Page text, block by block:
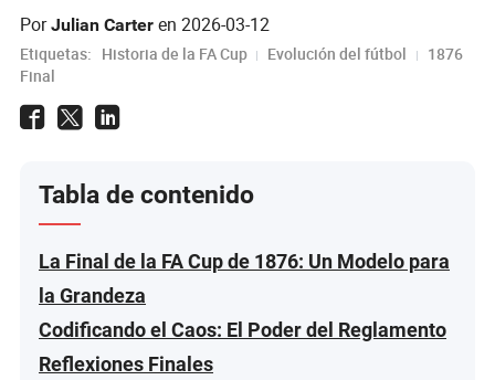
PorJulian Carter en2026-03-12
Etiquetas: Historia de la FA Cup Evolución del fútbol
1876
Final
Tabla de contenido
La Final de la FA Cup de 1876: Un Modelo para
la Grandeza
Codificando el Caos: El Poder del Reglamento
Reflexiones Finales